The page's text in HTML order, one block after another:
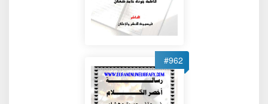
#962